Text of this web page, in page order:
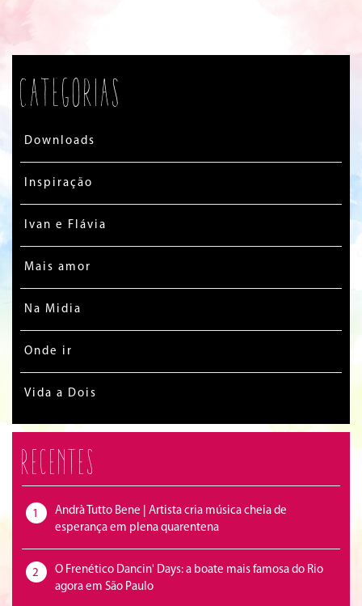
Categorias
Downloads
Inspiração
Ivan e Flávia
Mais amor
Na Midia
Onde ir
Vida a Dois
Recentes
1
Andrà Tutto Bene | Artista cria música cheia de
esperança em plena quarentena
2
O Frenético Dancin' Days: a boate mais famosa do Rio
agora em São Paulo